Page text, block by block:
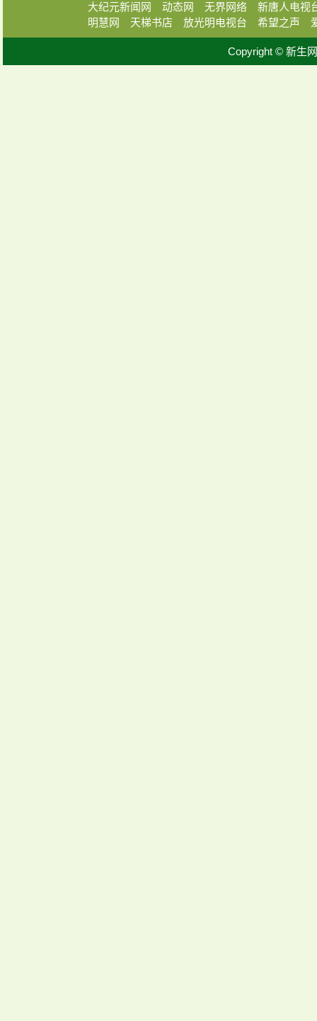
大纪元新闻网 动态网 无界网络
新唐人电视
明慧网
天梯书店 放光明电视台 希望之声
Copyright © 新生